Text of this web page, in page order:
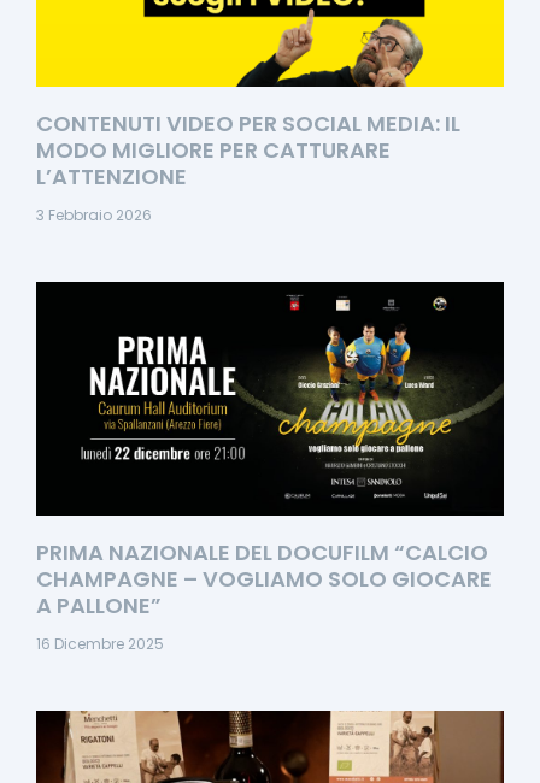
CONTENUTI VIDEO PER SOCIAL MEDIA: IL
MODO MIGLIORE PER CATTURARE
L’ATTENZIONE
3 Febbraio 2026
PRIMA NAZIONALE DEL DOCUFILM “CALCIO
CHAMPAGNE – VOGLIAMO SOLO GIOCARE
A PALLONE”
16 Dicembre 2025